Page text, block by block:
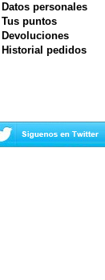
Datos personales
Tus puntos
Devoluciones
Historial pedidos